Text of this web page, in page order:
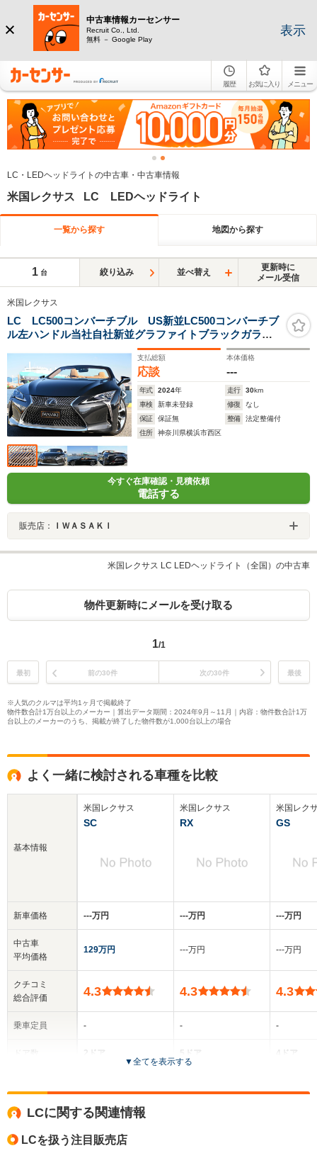
中古車情報カーセンサー
Recruit Co., Ltd.
無料 － Google Play
表示
履歴 お気に入り メニュー
LC・LEDヘッドライトの中古車・中古車情報
米国レクサス LC LEDヘッドライト
一覧から探す 地図から探す
1 台 絞り込み 並べ替え
更新時に
メール受信
米国レクサス
LC LC500コンバーチブル US新並LC500コンバーチブ
ル左ハンドル当社自社新並グラファイトブラックガラス
フレーク&オーカーフルレザー&ベージュソフトトップ
OPマークレビンソンOPヘッドアップディスプレイOP21
インチ
支払総額
応談
本体価格
---
年式 2024年 走行 30km
車検
新車未登録 修復
なし
保証
保証無 整備
法定整備付
住所
神奈川県横浜市西区
今すぐ在庫確認・見積依頼
電話する
販売店： ＩＷＡＳＡＫＩ
米国レクサス LC LEDヘッドライト（全国）の中古車
物件更新時にメールを受け取る
1/1
最初 前の30件 次の30件 最後
※人気のクルマは平均1ヶ月で掲載終了
物件数合計1万台以上のメーカー｜算出データ期間：2024年9月～11月｜内容：物件数合計1万
台以上のメーカーのうち、掲載が終了した物件数が1,000台以上の場合
よく一緒に検討される車種を比較
基本情報
新車価格
中古車
平均価格
クチコミ
総合評価
乗車定員
米国レクサス
SC
‐‐‐万円
129万円
4.3
-
2ドア
全高
米国レクサス
RX
‐‐‐万円
‐‐‐万円
4.3
-
5ドア
全高
米国レク
GS
‐‐‐万円
‐‐‐万円
4.3
-
4ドア
▼全てを表示する
LCに関する関連情報
LCを扱う注目販売店